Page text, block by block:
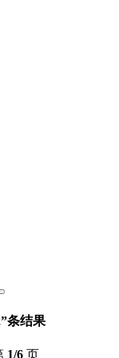
”条结果
1/6 页